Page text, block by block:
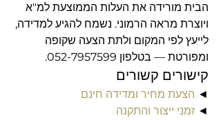
הבית מורידה את העלות הממוצעת למ"א
ויוצרת מראה הרמוני. נשמח להגיע למדידה,
לייעץ לפי המקום ולתת הצעה שקופה
ומפורטת — בטלפון 052-7957599.
קישורים קשורים
◄ הצעת מחיר ומדידה חינם
◄ זמני ייצור והתקנה